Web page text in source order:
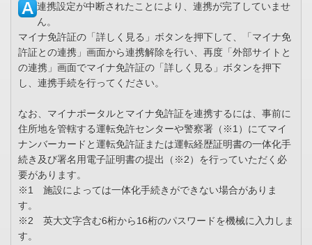
連携設定が中断されたことにより、連携が完了していませ
ん。
マイナ免許証の「詳しく見る」ボタンを押下して、「マイナ免
許証との連携」画面から連携解除を行い、再度「外部サイトと
の連携」画面でマイナ免許証の「詳しく見る」ボタンを押下
し、連携手続を行ってください。
なお、マイナポータルとマイナ免許証を連携するには、事前に
住所地を管轄する運転免許センターや警察署（※1）にてマイ
ナンバーカードと運転免許証または運転経歴証明書の一体化手
続き及び署名用電子証明書の提出（※2）を行っていただく必
要があります。
※1 施設によっては一体化手続きができない場合がありま
す。
※2 英大文字含む6桁から16桁のパスワードを機械に入力しま
す。